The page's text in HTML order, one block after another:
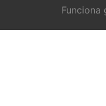
Funciona